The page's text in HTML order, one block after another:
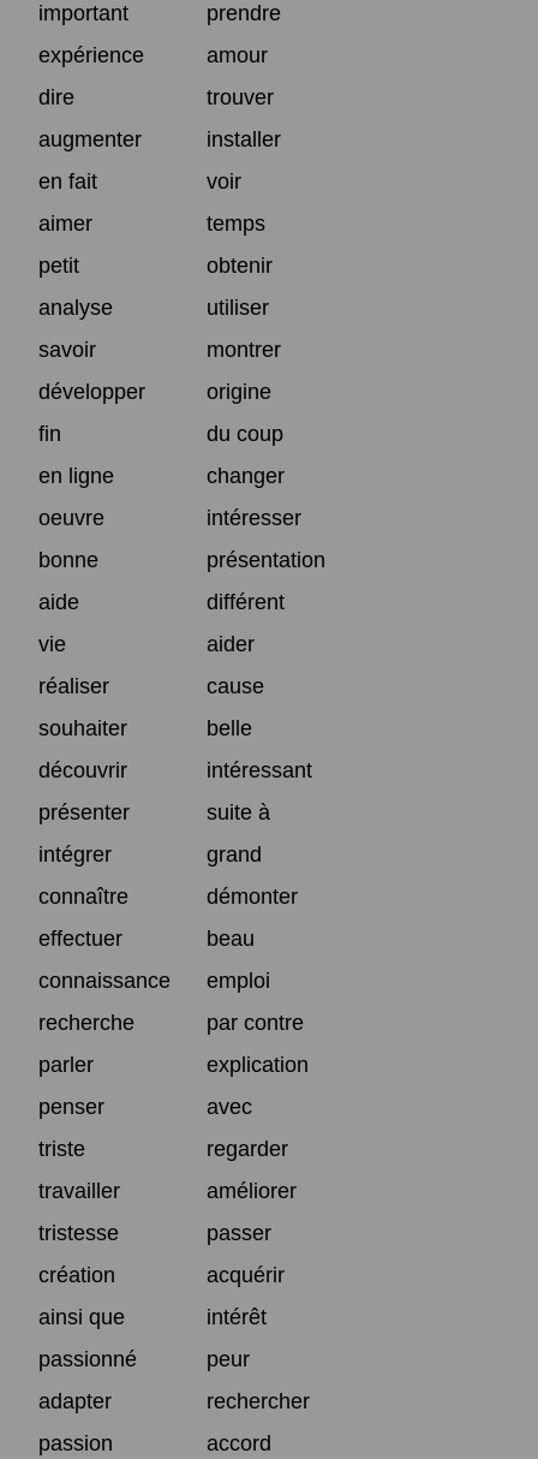
important
prendre
expérience
amour
dire
trouver
augmenter
installer
en fait
voir
aimer
temps
petit
obtenir
analyse
utiliser
savoir
montrer
développer
origine
fin
du coup
en ligne
changer
oeuvre
intéresser
bonne
présentation
aide
différent
vie
aider
réaliser
cause
souhaiter
belle
découvrir
intéressant
présenter
suite à
intégrer
grand
connaître
démonter
effectuer
beau
connaissance
emploi
recherche
par contre
parler
explication
penser
avec
triste
regarder
travailler
améliorer
tristesse
passer
création
acquérir
ainsi que
intérêt
passionné
peur
adapter
rechercher
passion
accord